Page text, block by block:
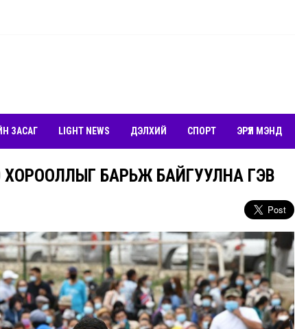
ЗАСАГ LIGHT NEWS ДЭЛХИЙ СПОРТ ЭРҮҮЛ МЭНД
БАРЬЖ БАЙГУУЛНА ГЭВ